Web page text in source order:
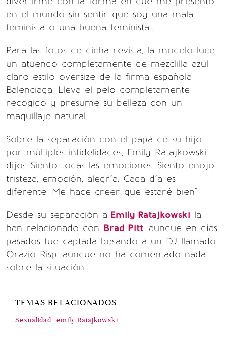
en el mundo sin sentir que soy una mala
feminista o una buena feminista".
Para las fotos de dicha revista, la modelo luce
un atuendo completamente de mezclilla azul
claro estilo oversize de la firma española
Balenciaga. Lleva el pelo completamente
recogido y presume su belleza con un
maquillaje natural.
Sobre la separación con el papá de su hijo
por múltiples infidelidades, Emily Ratajkowski,
dijo: "Siento todas las emociones. Siento enojo,
tristeza, emoción, alegría. Cada día es
diferente. Me hace creer que estaré bien".
Desde su separación a Emily Ratajkowski la
han relacionado con Brad Pitt, aunque en días
pasados fue captada besando a un DJ llamado
Orazio Risp, aunque no ha comentado nada
sobre la situación.
TEMAS RELACIONADOS
Sexualidad emily Ratajkowski